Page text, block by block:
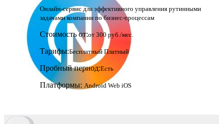
Онлайн-сервис для эффективного управления рутинными
задачами компании по бизнес-процессам
Стоимость от:от 300 руб./мес.
Тарифы:Бесплатный Платный
Пробный период:Есть
Платформы: Android Web iOS